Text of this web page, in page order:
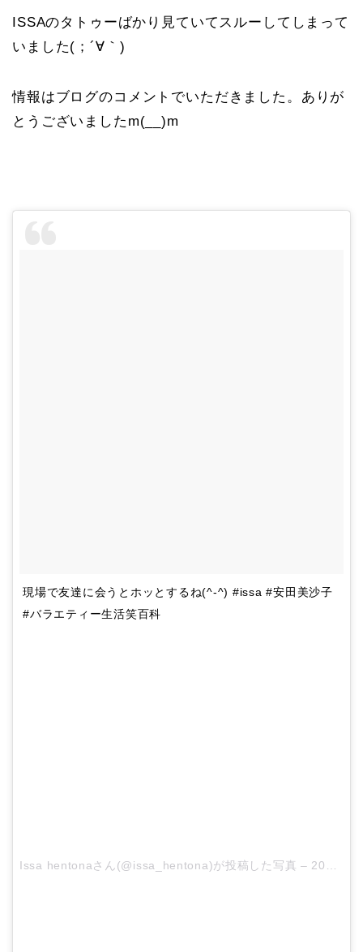
ISSAのタトゥーばかり見ていてスルーしてしまって
いました(；´∀｀)
情報はブログのコメントでいただきました。ありが
とうございましたm(__)m
現場で友達に会うとホッとするね(^-^) #issa #安田美沙子
#バラエティー生活笑百科
Issa hentonaさん(@issa_hentona)が投稿した写真 – 2016 5月 30 11:05午後 PDT